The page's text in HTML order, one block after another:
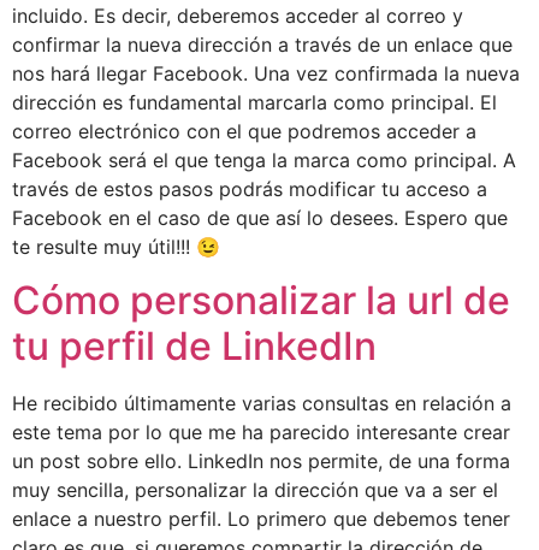
incluido. Es decir, deberemos acceder al correo y
confirmar la nueva dirección a través de un enlace que
nos hará llegar Facebook. Una vez confirmada la nueva
dirección es fundamental marcarla como principal. El
correo electrónico con el que podremos acceder a
Facebook será el que tenga la marca como principal. A
través de estos pasos podrás modificar tu acceso a
Facebook en el caso de que así lo desees. Espero que
te resulte muy útil!!! 😉
Cómo personalizar la url de
tu perfil de LinkedIn
He recibido últimamente varias consultas en relación a
este tema por lo que me ha parecido interesante crear
un post sobre ello. LinkedIn nos permite, de una forma
muy sencilla, personalizar la dirección que va a ser el
enlace a nuestro perfil. Lo primero que debemos tener